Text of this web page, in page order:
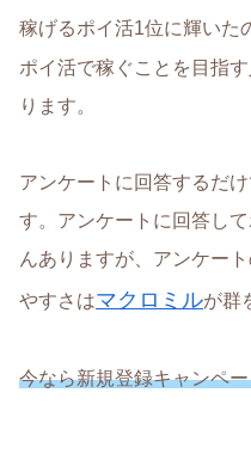
稼げるポイ活1位に輝いた
ポイ活で稼ぐことを目指
ります。
アンケートに回答するだ
す。アンケートに回答し
んありますが、アンケー
やすさはマクロミルが群
今なら新規登録キャンペ